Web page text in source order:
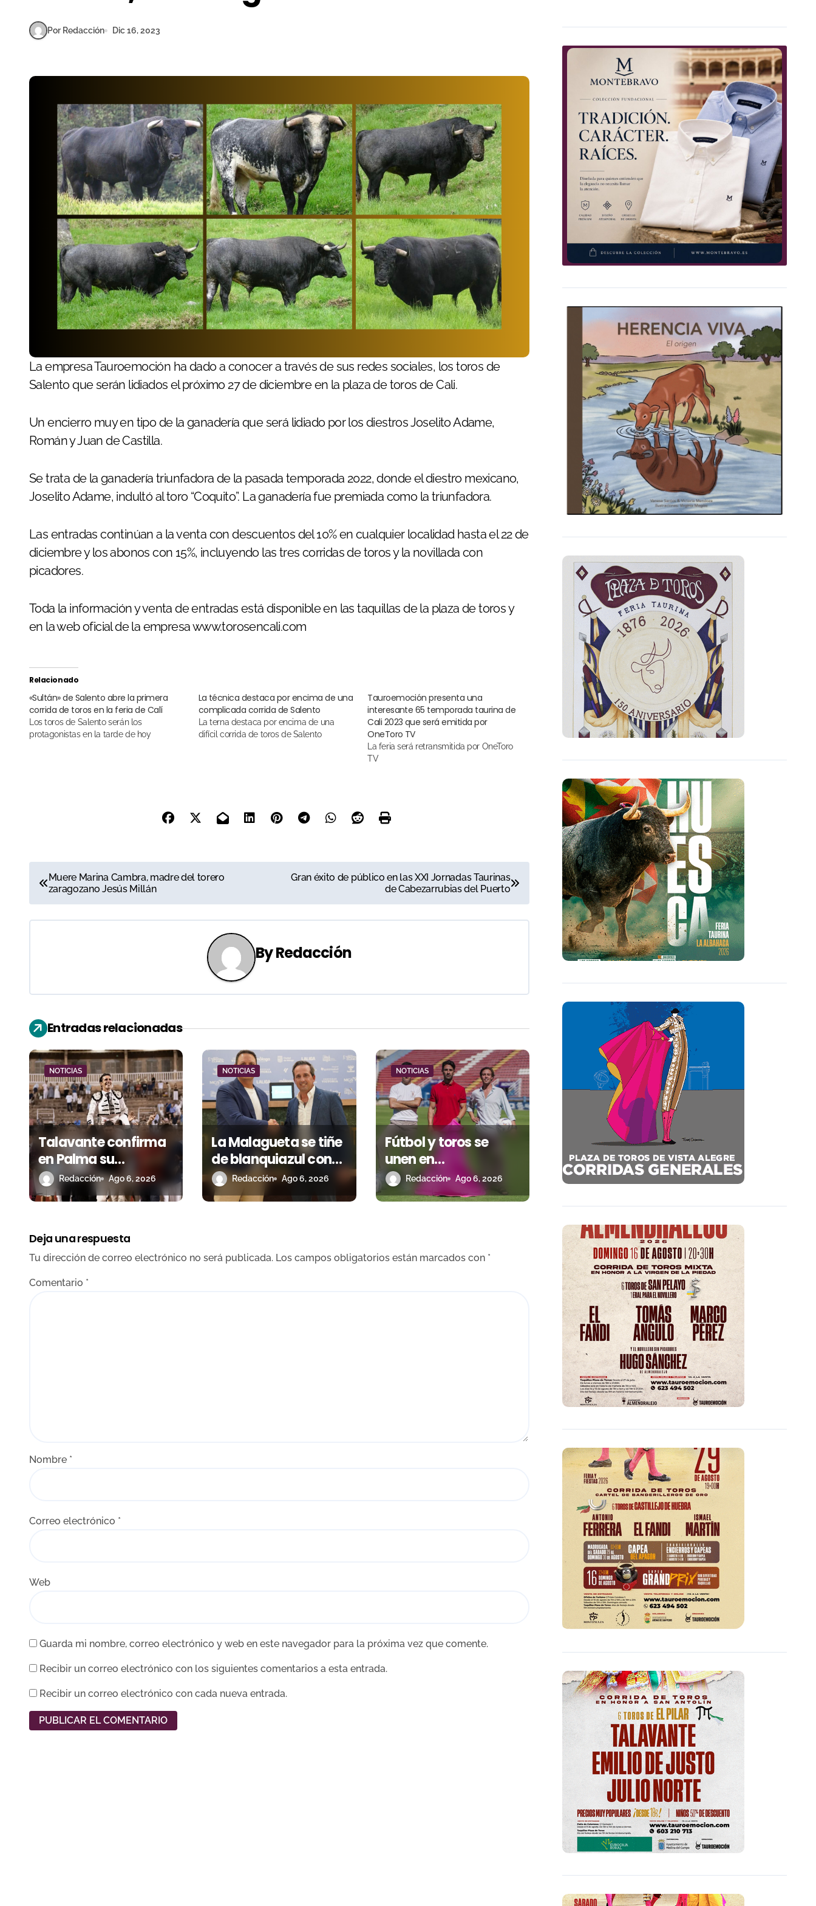
Por Redacción Dic 16, 2023
La empresa Tauroemoción ha dado a conocer a través de sus redes sociales, los toros de
Salento que serán lidiados el próximo 27 de diciembre en la plaza de toros de Cali.
Un encierro muy en tipo de la ganadería que será lidiado por los diestros Joselito Adame,
Román y Juan de Castilla.
Se trata de la ganadería triunfadora de la pasada temporada 2022, donde el diestro mexicano,
Joselito Adame, indultó al toro “Coquito”. La ganadería fue premiada como la triunfadora.
Las entradas continúan a la venta con descuentos del 10% en cualquier localidad hasta el 22 de
diciembre y los abonos con 15%, incluyendo las tres corridas de toros y la novillada con
picadores.
Toda la información y venta de entradas está disponible en las taquillas de la plaza de toros y
en la web oficial de la empresa www.torosencali.com
Relacionado
«Sultán» de Salento abre la primera
corrida de toros en la feria de Calí
Los toros de Salento serán los
protagonistas en la tarde de hoy
La técnica destaca por encima de una
complicada corrida de Salento
La terna destaca por encima de una
difícil corrida de toros de Salento
Tauroemoción presenta una
interesante 65 temporada taurina de
Cali 2023 que será emitida por
OneToro TV
La feria será retransmitida por OneToro
TV
N
a
v
a
c
i
ó
n
d
e
e
n
r
a
Muere Marina Cambra, madre del torero
zaragozano Jesús Millán
Gran éxito de público en las XXI Jornadas Taurinas
de Cabezarrubias del Puerto
ByRedacción
Entradas relacionadas
NOTICIAS
Talavante confirma
en Palma su
temporada de figura
y el palco niega el
Redacción Ago 6, 2026
NOTICIAS
La Malagueta se tiñe
de blanquiazul con
descuentos y una
corrida homenaje al
Redacción Ago 6, 2026
NOTICIAS
Fútbol y toros se
unen en
Almendralejo para
impulsar la corrida
Redacción Ago 6, 2026
Deja una respuesta
Tu dirección de correo electrónico no será publicada. Los campos obligatorios están marcados con *
Comentario *
Nombre *
Correo electrónico *
Web
Guarda mi nombre, correo electrónico y web en este navegador para la próxima vez que comente.
Recibir un correo electrónico con los siguientes comentarios a esta entrada.
Recibir un correo electrónico con cada nueva entrada.